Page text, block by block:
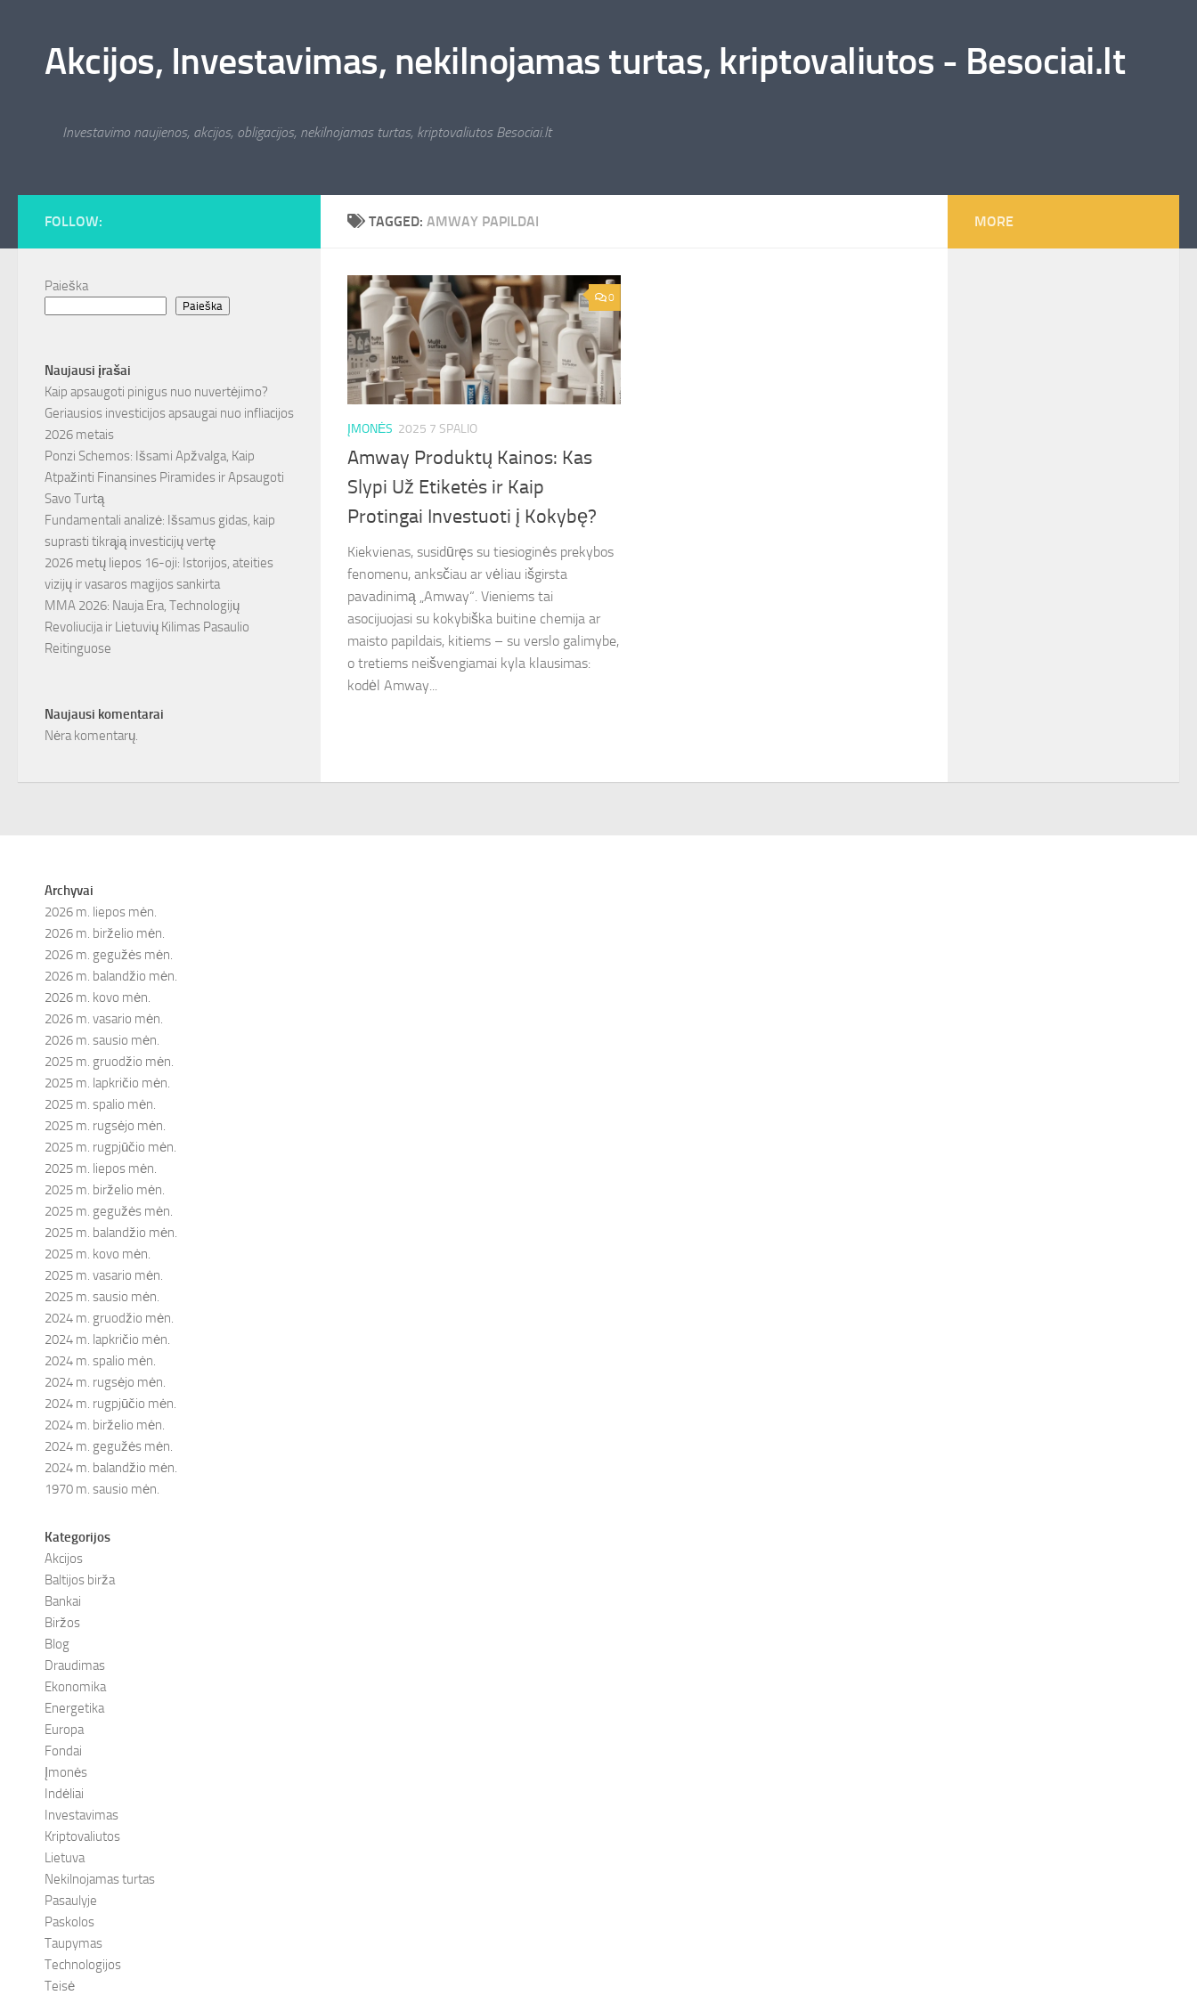
Akcijos, Investavimas, nekilnojamas turtas, kriptovaliutos - Besociai.lt
Investavimo naujienos, akcijos, obligacijos, nekilnojamas turtas, kriptovaliutos Besociai.lt
TAGGED: AMWAY PAPILDAI
0
ĮMONĖS 2025 7 SPALIO
Amway Produktų Kainos: Kas
Slypi Už Etiketės ir Kaip
Protingai Investuoti į Kokybę?
Kiekvienas, susidūręs su tiesioginės prekybos
fenomenu, anksčiau ar vėliau išgirsta
pavadinimą „Amway“. Vieniems tai
asocijuojasi su kokybiška buitine chemija ar
maisto papildais, kitiems – su verslo galimybe,
o tretiems neišvengiamai kyla klausimas:
kodėl Amway...
FOLLOW:
Paieška
Paieška
Naujausi įrašai
Kaip apsaugoti pinigus nuo nuvertėjimo?
Geriausios investicijos apsaugai nuo infliacijos
2026 metais
Ponzi Schemos: Išsami Apžvalga, Kaip
Atpažinti Finansines Piramides ir Apsaugoti
Savo Turtą
Fundamentali analizė: Išsamus gidas, kaip
suprasti tikrąją investicijų vertę
2026 metų liepos 16-oji: Istorijos, ateities
vizijų ir vasaros magijos sankirta
MMA 2026: Nauja Era, Technologijų
Revoliucija ir Lietuvių Kilimas Pasaulio
Reitinguose
Naujausi komentarai
Nėra komentarų.
MORE
Archyvai
2026 m. liepos mėn.
2026 m. birželio mėn.
2026 m. gegužės mėn.
2026 m. balandžio mėn.
2026 m. kovo mėn.
2026 m. vasario mėn.
2026 m. sausio mėn.
2025 m. gruodžio mėn.
2025 m. lapkričio mėn.
2025 m. spalio mėn.
2025 m. rugsėjo mėn.
2025 m. rugpjūčio mėn.
2025 m. liepos mėn.
2025 m. birželio mėn.
2025 m. gegužės mėn.
2025 m. balandžio mėn.
2025 m. kovo mėn.
2025 m. vasario mėn.
2025 m. sausio mėn.
2024 m. gruodžio mėn.
2024 m. lapkričio mėn.
2024 m. spalio mėn.
2024 m. rugsėjo mėn.
2024 m. rugpjūčio mėn.
2024 m. birželio mėn.
2024 m. gegužės mėn.
2024 m. balandžio mėn.
1970 m. sausio mėn.
Kategorijos
Akcijos
Baltijos birža
Bankai
Biržos
Blog
Draudimas
Ekonomika
Energetika
Europa
Fondai
Įmonės
Indėliai
Investavimas
Kriptovaliutos
Lietuva
Nekilnojamas turtas
Pasaulyje
Paskolos
Taupymas
Technologijos
Teisė